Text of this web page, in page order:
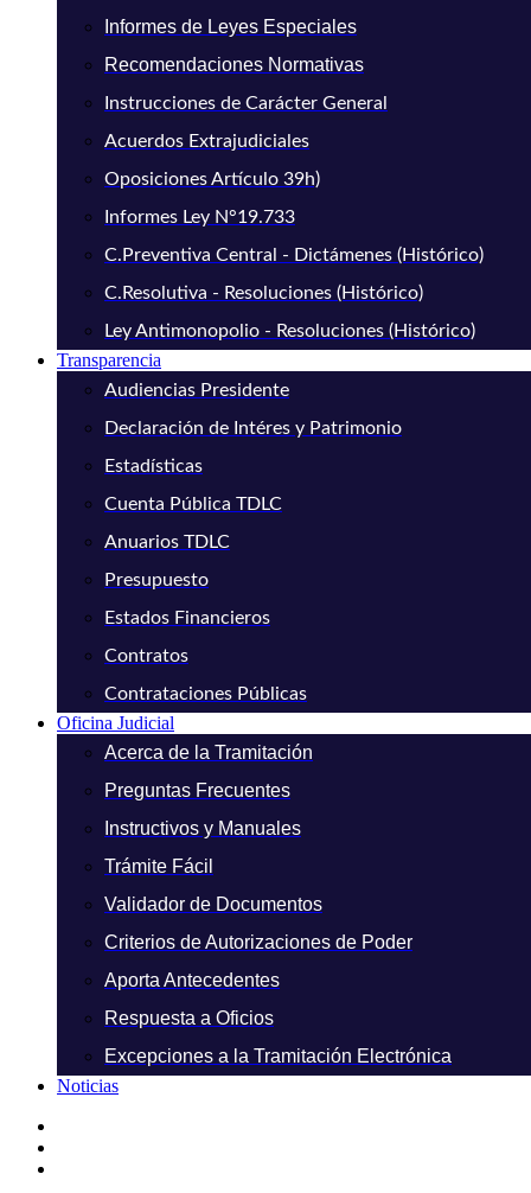
Informes de Leyes Especiales
Recomendaciones Normativas
Instrucciones de Carácter General
Acuerdos Extrajudiciales
Oposiciones Artículo 39h)
Informes Ley N°19.733
C.Preventiva Central - Dictámenes (Histórico)
C.Resolutiva - Resoluciones (Histórico)
Ley Antimonopolio - Resoluciones (Histórico)
Transparencia
Audiencias Presidente
Declaración de Intéres y Patrimonio
Estadísticas
Cuenta Pública TDLC
Anuarios TDLC
Presupuesto
Estados Financieros
Contratos
Contrataciones Públicas
Oficina Judicial
Acerca de la Tramitación
Preguntas Frecuentes
Instructivos y Manuales
Trámite Fácil
Validador de Documentos
Criterios de Autorizaciones de Poder
Aporta Antecedentes
Respuesta a Oficios
Excepciones a la Tramitación Electrónica
Noticias